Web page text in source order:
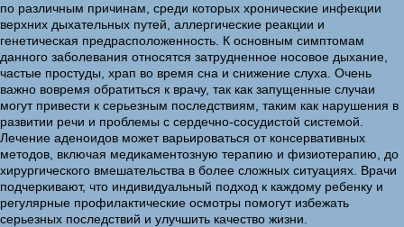
по различным причинам, среди которых хронические инфекции
верхних дыхательных путей, аллергические реакции и
генетическая предрасположенность. К основным симптомам
данного заболевания относятся затрудненное носовое дыхание,
частые простуды, храп во время сна и снижение слуха. Очень
важно вовремя обратиться к врачу, так как запущенные случаи
могут привести к серьезным последствиям, таким как нарушения в
развитии речи и проблемы с сердечно-сосудистой системой.
Лечение аденоидов может варьироваться от консервативных
методов, включая медикаментозную терапию и физиотерапию, до
хирургического вмешательства в более сложных ситуациях. Врачи
подчеркивают, что индивидуальный подход к каждому ребенку и
регулярные профилактические осмотры помогут избежать
серьезных последствий и улучшить качество жизни.